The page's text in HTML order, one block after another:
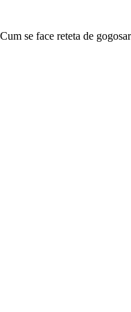
Cum se face reteta de